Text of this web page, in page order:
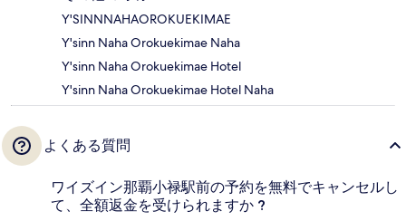
Y'SINNNAHAOROKUEKIMAE
Y'sinn Naha Orokuekimae Naha
Y'sinn Naha Orokuekimae Hotel
Y'sinn Naha Orokuekimae Hotel Naha
よくある質問
ワイズイン那覇小禄駅前の予約を無料でキャンセルし
て、全額返金を受けられますか ?